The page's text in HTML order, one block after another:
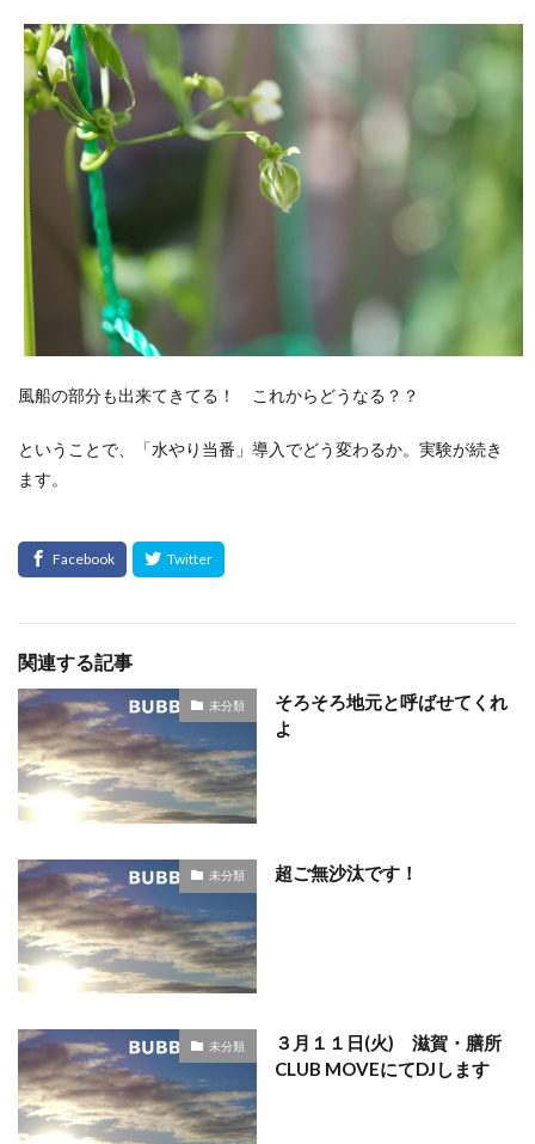
風船の部分も出来てきてる！ これからどうなる？？
ということで、「水やり当番」導入でどう変わるか。実験が続き
ます。
関連する記事
未分類
そろそろ地元と呼ばせてくれ
よ
未分類 超ご無沙汰です！
未分類
３月１１日(火) 滋賀・膳所
CLUB MOVEにてDJします